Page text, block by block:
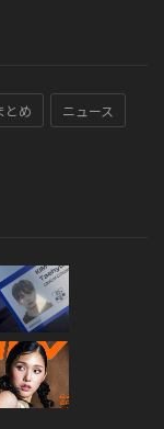
とめ ニュース